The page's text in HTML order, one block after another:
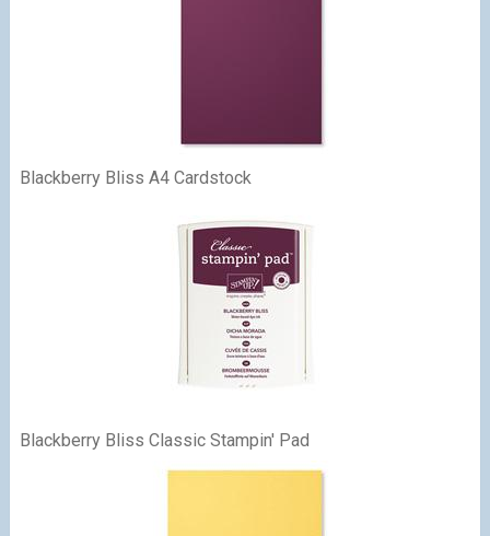
Blackberry Bliss A4 Cardstock
Blackberry Bliss Classic Stampin' Pad